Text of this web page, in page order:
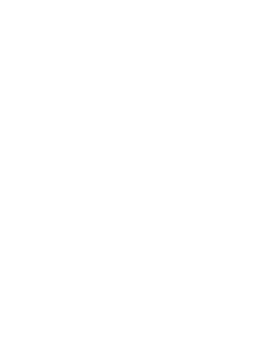
v reštauráciách a la carte, denné dopĺňanie